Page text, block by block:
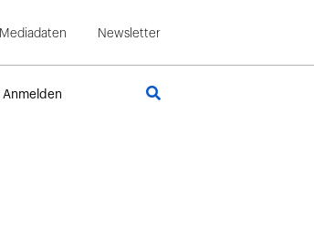
Mediadaten Newsletter
Anmelden